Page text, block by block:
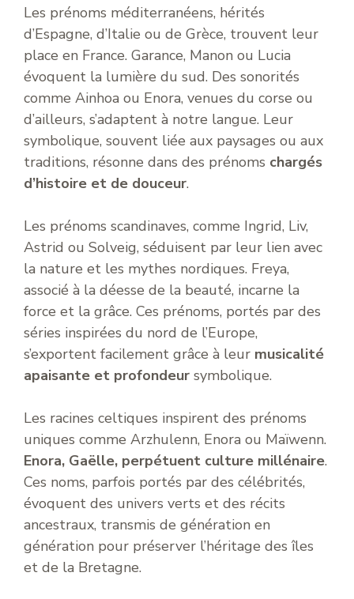
Les prénoms méditerranéens, hérités
d’Espagne, d’Italie ou de Grèce, trouvent leur
place en France. Garance, Manon ou Lucia
évoquent la lumière du sud. Des sonorités
comme Ainhoa ou Enora, venues du corse ou
d’ailleurs, s’adaptent à notre langue. Leur
symbolique, souvent liée aux paysages ou aux
traditions, résonne dans des prénoms chargés
d’histoire et de douceur.
Les prénoms scandinaves, comme Ingrid, Liv,
Astrid ou Solveig, séduisent par leur lien avec
la nature et les mythes nordiques. Freya,
associé à la déesse de la beauté, incarne la
force et la grâce. Ces prénoms, portés par des
séries inspirées du nord de l’Europe,
s’exportent facilement grâce à leur musicalité
apaisante et profondeur symbolique.
Les racines celtiques inspirent des prénoms
uniques comme Arzhulenn, Enora ou Maïwenn.
Enora, Gaëlle, perpétuent culture millénaire.
Ces noms, parfois portés par des célébrités,
évoquent des univers verts et des récits
ancestraux, transmis de génération en
génération pour préserver l’héritage des îles
et de la Bretagne.